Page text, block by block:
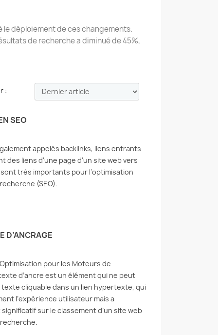
VOTRE SITE
LES
les visiteurs
la sécurité du site
la
POURQUOI NOUS NE
certains utilisateurs, il n'est
pas...
Lire la suite
le déploiement de ces changements.
de recherche a diminué de 45%,
:
SEO
appelés backlinks, liens entrants
des liens d'une page d'un site web vers
très importants pour l'optimisation
(SEO).
D’ANCRAGE
pour les Moteurs de
d’ancre est un élément qui ne peut
texte cliquable dans un lien hypertexte, qui
l’expérience utilisateur mais a
sur le classement d’un site web